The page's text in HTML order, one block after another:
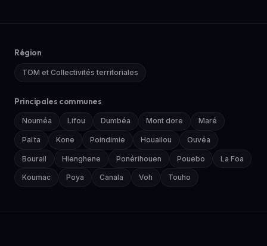
Région
TOM et Collectivités territoriales
Principales communes
Nouméa Lifou Dumbéa Mont dore Maré
Païta Kone Poindimie Houailou Ouvéa
Bourail Hienghene Ponérihouen Pouebo La Foa
Koumac Poya Canala Voh Touho